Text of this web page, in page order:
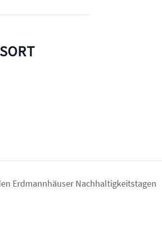
Erdmannhäuser Nachhaltigkeitstagen